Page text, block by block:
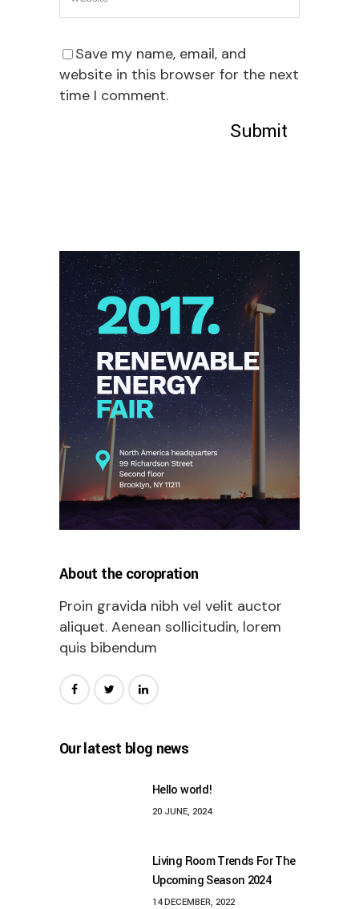
Save my name, email, and
website in this browser for the next
time I comment.
About the coropration
Proin gravida nibh vel velit auctor
aliquet. Aenean sollicitudin, lorem
quis bibendum
Our latest blog news
Hello world!
20 JUNE, 2024
Living Room Trends For The
Upcoming Season 2024
14 DECEMBER, 2022